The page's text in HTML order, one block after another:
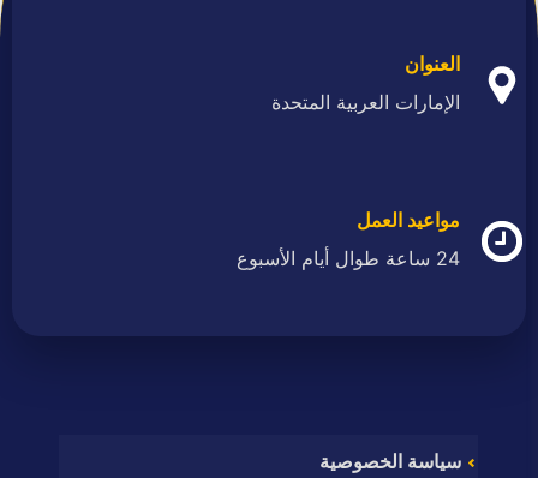
العنوان
الإمارات العربية المتحدة
مواعيد العمل
24 ساعة طوال أيام الأسبوع
سياسة الخصوصية